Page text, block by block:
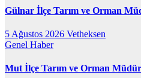
Gülnar İlçe Tarım ve Orman
5 Ağustos 2026 Vetheksen
Genel Haber
Mut İlçe Tarım ve Orman